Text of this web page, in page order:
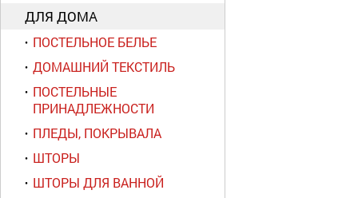
ДЛЯ ДОМА
ПОСТЕЛЬНОЕ БЕЛЬЕ
ДОМАШНИЙ ТЕКСТИЛЬ
ПОСТЕЛЬНЫЕ
ПРИНАДЛЕЖНОСТИ
ПЛЕДЫ, ПОКРЫВАЛА
ШТОРЫ
ШТОРЫ ДЛЯ ВАННОЙ